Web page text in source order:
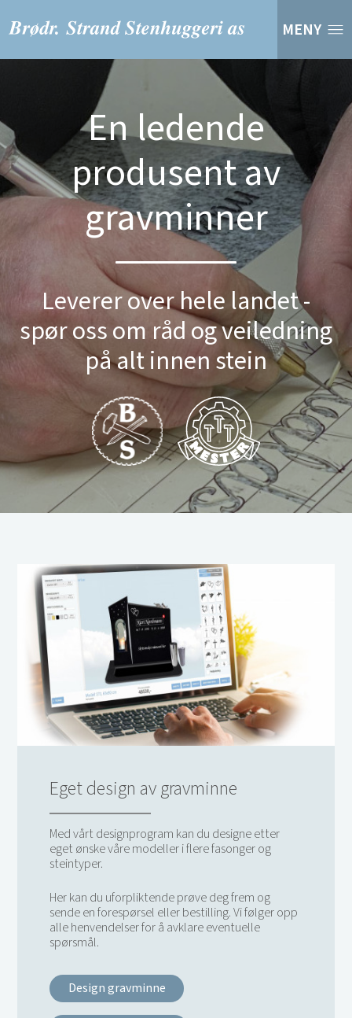
MENY
En ledende
produsent av
gravminner
Leverer over hele landet -
spør oss om råd og veiledning
på alt innen stein
Eget design av gravminne
Med vårt designprogram kan du designe etter
eget ønske våre modeller i flere fasonger og
steintyper.
Her kan du uforpliktende prøve deg frem og
sende en forespørsel eller bestilling. Vi følger opp
alle henvendelser for å avklare eventuelle
spørsmål.
Design gravminne